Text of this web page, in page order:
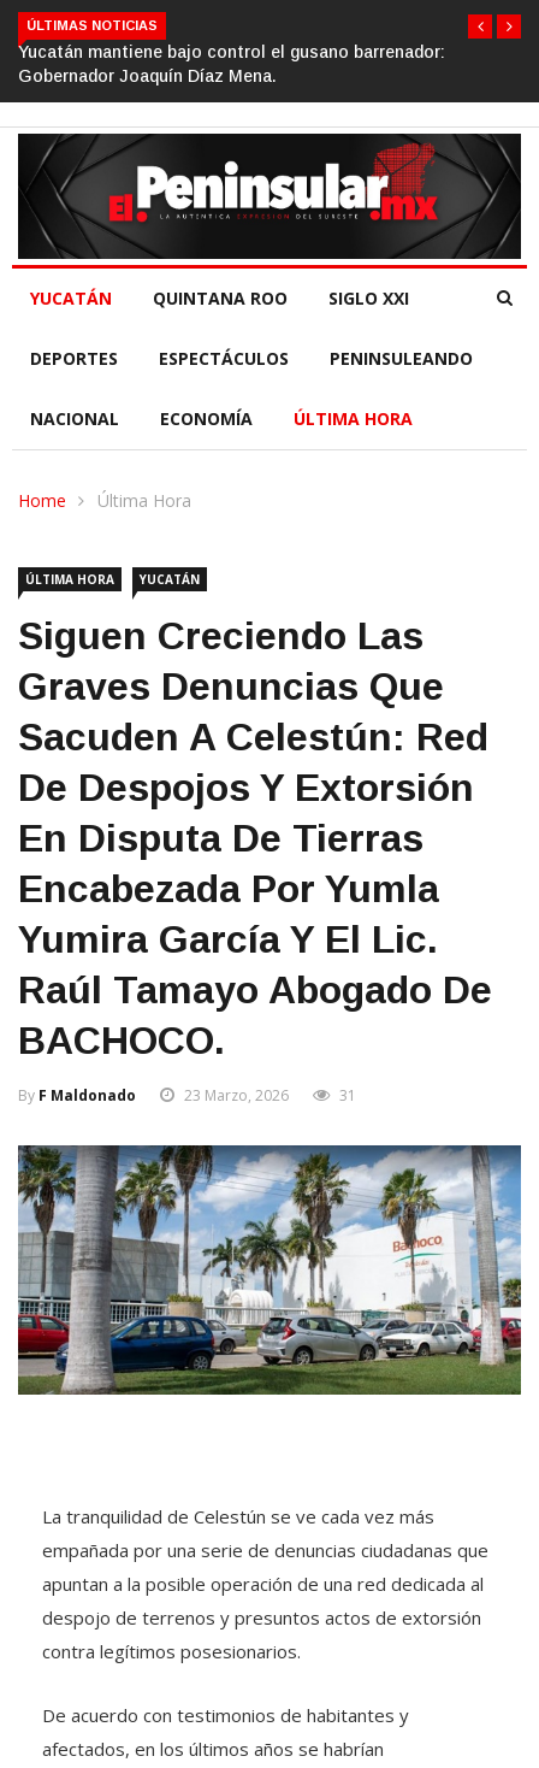
ÚLTIMAS NOTICIAS
Gino Segura impulsa el turismo comunitario desde
de la República.
YUCATÁN QUINTANA ROO SIGLO XXI
DEPORTES ESPECTÁCULOS PENINSULEANDO
NACIONAL ECONOMÍA ÚLTIMA HORA
Home Última Hora
ÚLTIMA HORA YUCATÁN
Siguen Creciendo Las
Graves Denuncias Que
Sacuden A Celestún: Red
De Despojos Y Extorsión
En Disputa De Tierras
Encabezada Por Yumla
Yumira García Y El Lic.
Raúl Tamayo Abogado De
BACHOCO.
By F Maldonado 23 Marzo, 2026 31
La tranquilidad de Celestún se ve cada vez más
empañada por una serie de denuncias ciudadanas que
apuntan a la posible operación de una red dedicada al
despojo de terrenos y presuntos actos de extorsión
contra legítimos posesionarios.
De acuerdo con testimonios de habitantes y
afectados, en los últimos años se habrían